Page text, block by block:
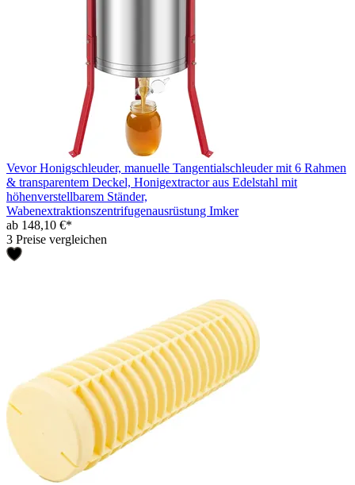
Vevor Honigschleuder, manuelle Tangentialschleuder mit 6 Rahmen
& transparentem Deckel, Honigextractor aus Edelstahl mit
höhenverstellbarem Ständer,
Wabenextraktionszentrifugenausrüstung Imker
ab 148,10 €*
3 Preise vergleichen